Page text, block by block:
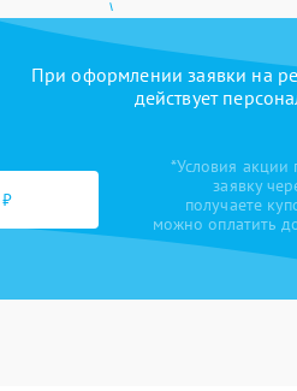
При оформлении заявки на
действует
*Условия акции
заявку
получаете
можно оплатить